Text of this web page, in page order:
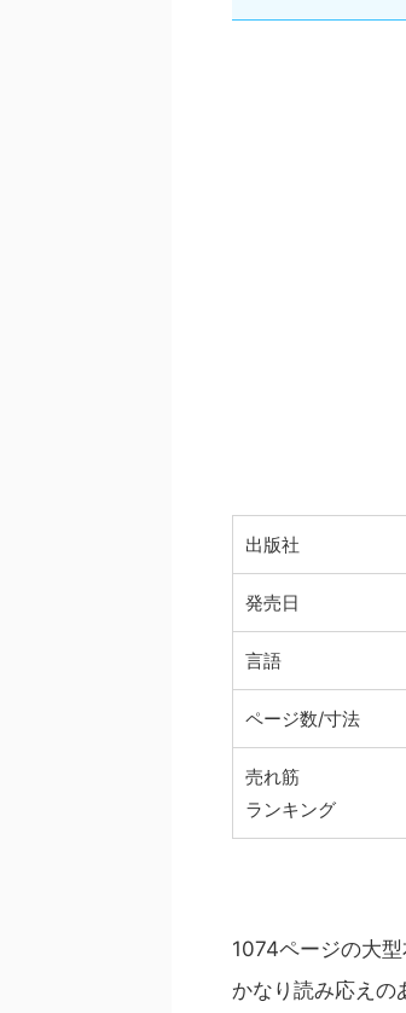
出版社
発売日
言語
ページ数/寸法
売れ筋
ランキング
1074ページの大型
かなり読み応えの